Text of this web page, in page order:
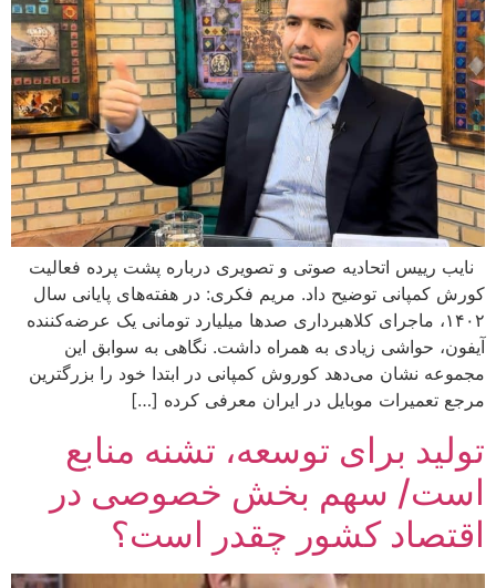
نایب رییس اتحادیه صوتی و تصویری درباره پشت پرده فعالیت
کورش کمپانی توضیح داد. مریم فکری: در هفته‌های پایانی سال
۱۴۰۲، ماجرای کلاهبرداری صدها میلیارد تومانی یک عرضه‌کننده
آیفون، حواشی زیادی به همراه داشت. نگاهی به سوابق این
مجموعه نشان می‌دهد کوروش کمپانی در ابتدا خود را بزرگترین
مرجع تعمیرات موبایل در ایران معرفی کرده […]
تولید برای توسعه، تشنه منابع
است/ سهم بخش خصوصی در
اقتصاد کشور چقدر است؟